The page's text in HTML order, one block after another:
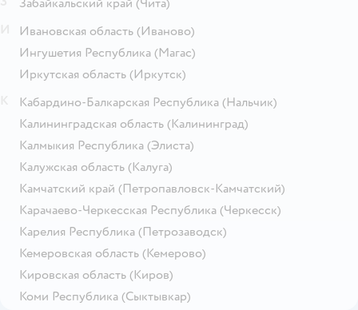
Ивановская область (Иваново)
Ингушетия Республика (Магас)
Иркутская область (Иркутск)
Кабардино-Балкарская Республика (Нальчик)
Калининградская область (Калининград)
Калмыкия Республика (Элиста)
Калужская область (Калуга)
Камчатский край (Петропавловск-Камчатский)
Карачаево-Черкесская Республика (Черкесск)
Карелия Республика (Петрозаводск)
Кемеровская область (Кемерово)
Кировская область (Киров)
Коми Республика (Сыктывкар)